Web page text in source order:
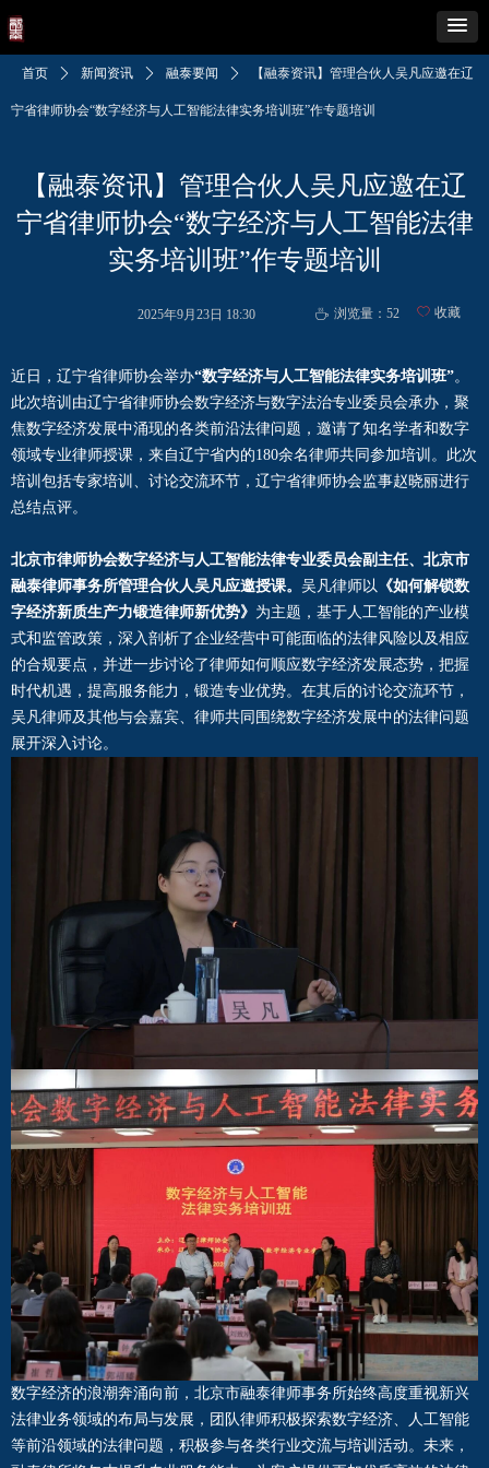
【融泰资讯】管理合伙人吴凡应邀在辽
宁省律师协会“数字经济与人工智能法律
实务培训班”作专题培训
首页 ꄲ 新闻资讯 ꄲ 融泰要闻 ꄲ 【融泰资讯】管理合伙人吴凡应邀在辽
宁省律师协会“数字经济与人工智能法律实务培训班”作专题培训
近日，辽宁省律师协会举办“数字经济与人工智能法律实务培训班”。
此次培训由辽宁省律师协会数字经济与数字法治专业委员会承办，聚
焦数字经济发展中涌现的各类前沿法律问题，邀请了知名学者和数字
领域专业律师授课，来自辽宁省内的180余名律师共同参加培训。此次
培训包括专家培训、讨论交流环节，辽宁省律师协会监事赵晓丽进行
总结点评。
北京市律师协会数字经济与人工智能法律专业委员会副主任、北京市
融泰律师事务所管理合伙人吴凡应邀授课。 吴凡律师以 《如何解锁数
字经济新质生产力锻造律师新优势》 为主题，基于人工智能的产业模
式和监管政策，深入剖析了企业经营中可能面临的法律风险以及相应
的合规要点，并进一步讨论了律师如何顺应数字经济发展态势，把握
时代机遇，提高服务能力，锻造专业优势。在其后的讨论交流环节，
吴凡律师及其他与会嘉宾、律师共同围绕数字经济发展中的法律问题
展开深入讨论。
数字经济的浪潮奔涌向前，北京市融泰律师事务所始终高度重视新兴
法律业务领域的布局与发展，团队律师积极探索数字经济、人工智能
等前沿领域的法律问题，积极参与各类行业交流与培训活动。未来，
2025年9月23日 18:30 ꄘ 浏览量： 52 ꄀ 收藏